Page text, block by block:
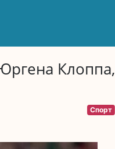
Клоппа,
Спорт